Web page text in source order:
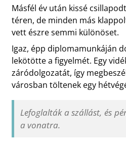
Másfél év után kissé
téren, de minden más
vett észre semmi különöset.
Igaz, épp diplomamunkáján
lekötötte a figyelmét. Egy
záródolgozatát, így
városban töltenek egy
Lefoglalták a szállást, és
a vonatra.